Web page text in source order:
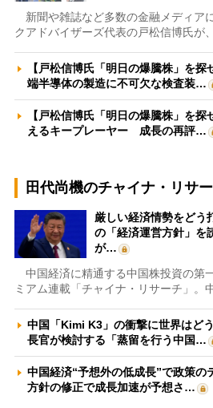
新聞や雑誌など多数の金融メディア
クアドバイザーズ代表の戸松信博氏が
【戸松信博氏「明日の爆騰株」を
端半導体の製造に不可欠な検査装…
【戸松信博氏「明日の爆騰株」を
えるキープレーヤー 成長の再評…
田代尚機のチャイナ・リサ
厳しい経済情勢をどう
の「経済運営方針」
が…
中国経済に精通する中国株投資の第
ミアム連載「チャイナ・リサーチ」。
中国「Kimi K3」の衝撃に世界はど
長官が検討する「蒸留を行う中国…
中国経済“予想外の低成長”で政策
方針の修正で成長加速が予想さ…